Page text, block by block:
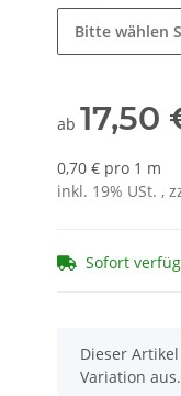
Bitte wählen
ab 17,50
0,70 € pro 1 m
inkl. 19% USt. ,
Sofort
x
Dieser
Variation aus.